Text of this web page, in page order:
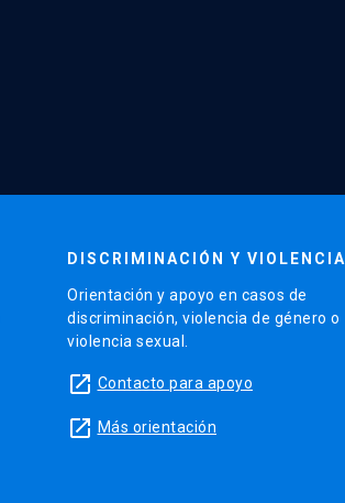
DISCRIMINACIÓN Y VIOLENCIA
Orientación y apoyo en casos de
discriminación, violencia de género o
violencia sexual.
launch Contacto para apoyo
launch Más orientación